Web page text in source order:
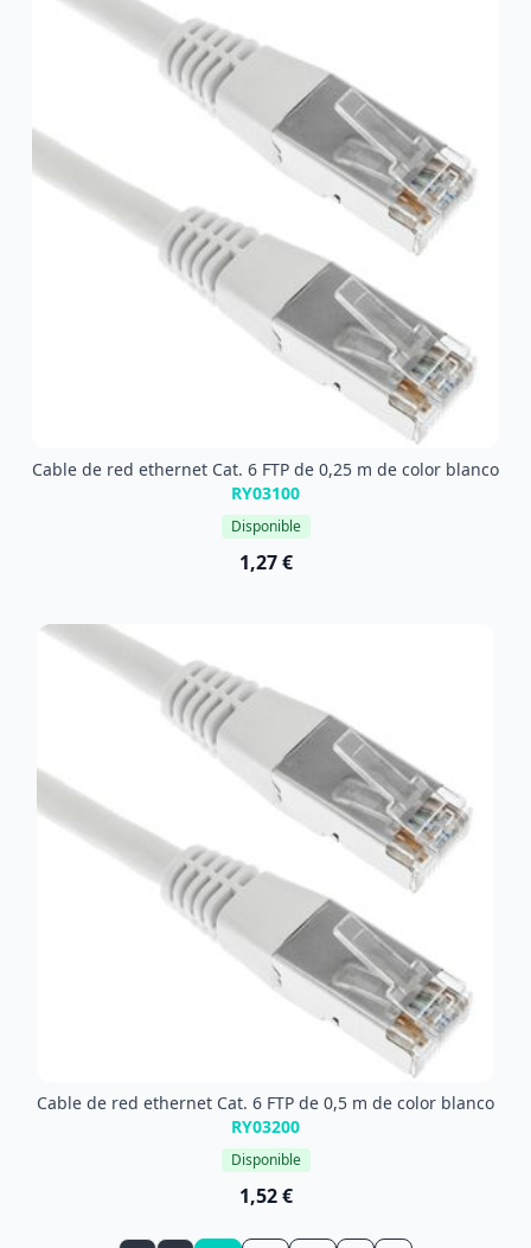
Cable de red ethernet Cat. 6 FTP de 0,25 m de color blanco
RY03100
Disponible
1,27 €
Cable de red ethernet Cat. 6 FTP de 0,5 m de color blanco
RY03200
Disponible
1,52 €